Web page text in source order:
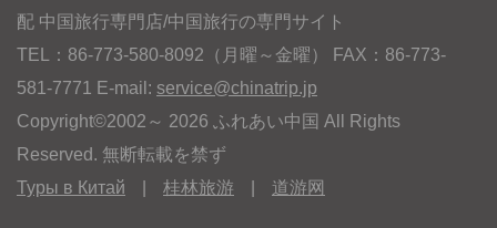
配 中国旅行専門店/中国旅行の専門サイト
TEL：86-773-580-8092（月曜～金曜） FAX：86-773-
581-7771 E-mail: service@chinatrip.jp
Copyright©2002～ 2026 ふれあい中国 All Rights
Reserved. 無断転載を禁ず
Туры в Китай
桂林旅游 道游网